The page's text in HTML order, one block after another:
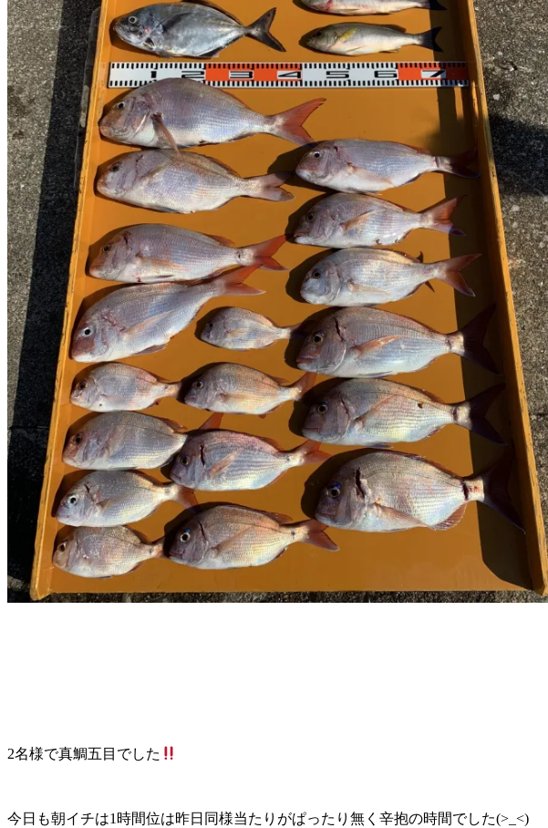
2名様で真鯛五目でした
今日も朝イチは1時間位は昨日同様当たりがぱったり無く辛抱の時間でした(>_<)